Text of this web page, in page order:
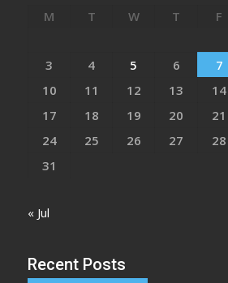
M T W T F
3
4 5 6 7
10
11 12 13 14
17
18 19 20 21
24
25 26 27 28
31
« Jul
Recent Posts